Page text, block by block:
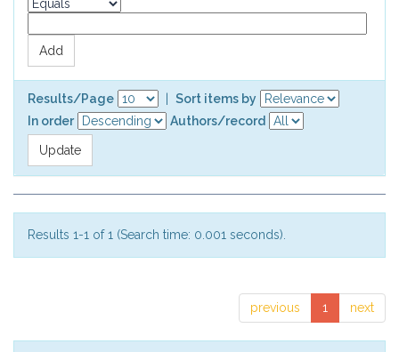
Results/Page
Sort items by
In order
Authors/record
Results 1-1 of 1 (Search time: 0.001 seconds).
previous 1 next